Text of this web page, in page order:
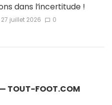
dans l’incertitude !
27 juillet 2026 0
TOUT-FOOT.COM